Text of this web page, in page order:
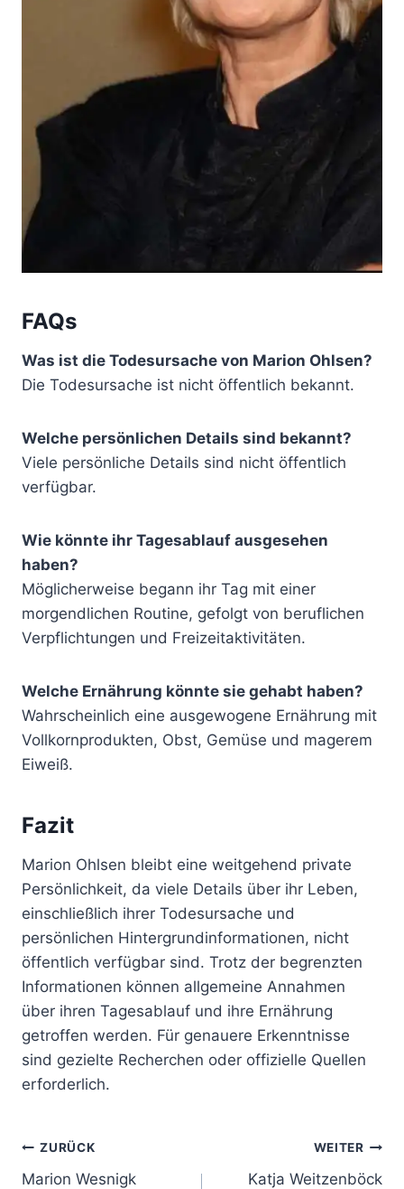
FAQs
Was ist die Todesursache von Marion Ohlsen?
Die Todesursache ist nicht öffentlich bekannt.
Welche persönlichen Details sind bekannt?
Viele persönliche Details sind nicht öffentlich
verfügbar.
Wie könnte ihr Tagesablauf ausgesehen
haben?
Möglicherweise begann ihr Tag mit einer
morgendlichen Routine, gefolgt von beruflichen
Verpflichtungen und Freizeitaktivitäten.
Welche Ernährung könnte sie gehabt haben?
Wahrscheinlich eine ausgewogene Ernährung mit
Vollkornprodukten, Obst, Gemüse und magerem
Eiweiß.
Fazit
Marion Ohlsen bleibt eine weitgehend private
Persönlichkeit, da viele Details über ihr Leben,
einschließlich ihrer Todesursache und
persönlichen Hintergrundinformationen, nicht
öffentlich verfügbar sind. Trotz der begrenzten
Informationen können allgemeine Annahmen
über ihren Tagesablauf und ihre Ernährung
getroffen werden. Für genauere Erkenntnisse
sind gezielte Recherchen oder offizielle Quellen
erforderlich.
Beitragsnavigation
ZURÜCK
Marion Wesnigk
WEITER
Katja Weitzenböck